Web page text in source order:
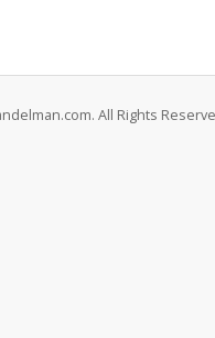
All Rights